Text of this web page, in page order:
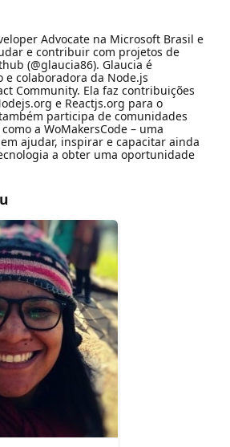
Advocate na Microsoft Brasil e
e contribuir com projetos de
(@glaucia86). Glaucia é
colaboradora da Node.js
Community. Ela faz contribuições
e Reactjs.org para o
participa de comunidades
a WoMakersCode – uma
ajudar, inspirar e capacitar ainda
a obter uma oportunidade